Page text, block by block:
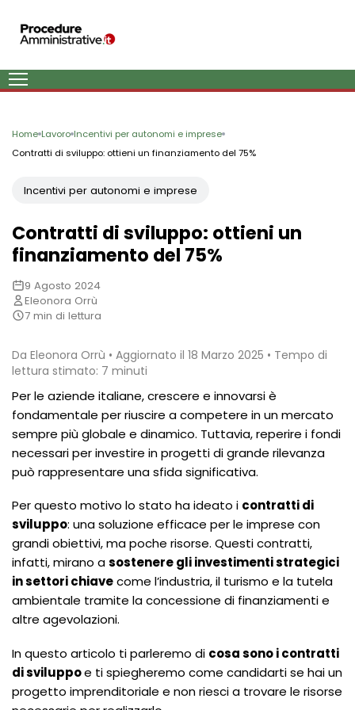
Home Lavoro Incentivi per autonomi e imprese
Contratti di sviluppo: ottieni un finanziamento del 75%
Incentivi per autonomi e imprese
Contratti di sviluppo: ottieni un
finanziamento del 75%
9 Agosto 2024
Eleonora Orrù
7 min di lettura
Da Eleonora Orrù • Aggiornato il 18 Marzo 2025 • Tempo di
lettura stimato: 7 minuti
Per le aziende italiane, crescere e innovarsi è
fondamentale per riuscire a competere in un mercato
sempre più globale e dinamico. Tuttavia, reperire i fondi
necessari per investire in progetti di grande rilevanza
può rappresentare una sfida significativa.
Per questo motivo lo stato ha ideato i contratti di
sviluppo: una soluzione efficace per le imprese con
grandi obiettivi, ma poche risorse. Questi contratti,
infatti, mirano asostenere gli investimenti strategici
in settori chiavecome l’industria, il turismo e la tutela
ambientale tramite la concessione di finanziamenti e
altre agevolazioni.
In questo articolo ti parleremo di cosa sono i contratti
di sviluppoe ti spiegheremo come candidarti se hai un
progetto imprenditoriale e non riesci a trovare le risorse